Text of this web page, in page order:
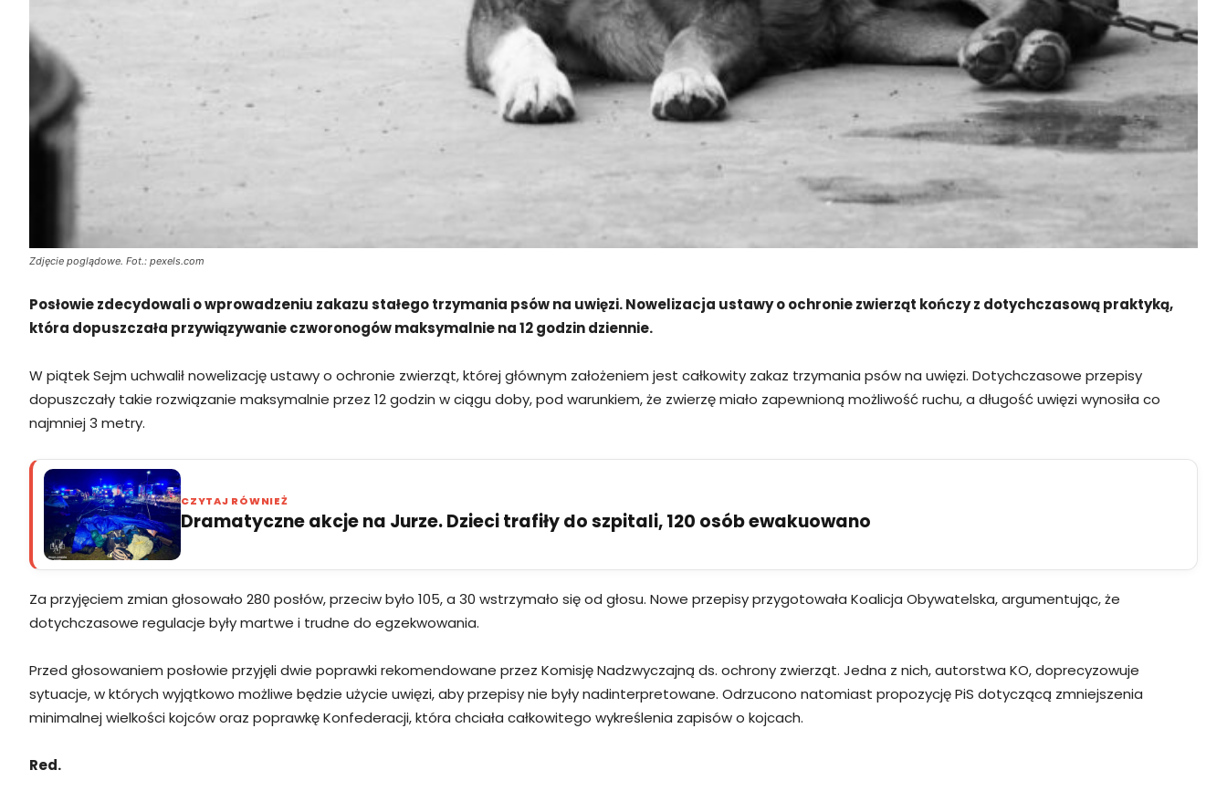
Zdjęcie poglądowe. Fot.: pexels.com
Posłowie zdecydowali o wprowadzeniu zakazu stałego trzymania psów na uwięzi. Nowelizacja ustawy o ochronie zwierząt kończy z dotychczasową praktyką,
która dopuszczała przywiązywanie czworonogów maksymalnie na 12 godzin dziennie.
W piątek Sejm uchwalił nowelizację ustawy o ochronie zwierząt, której głównym założeniem jest całkowity zakaz trzymania psów na uwięzi. Dotychczasowe przepisy
dopuszczały takie rozwiązanie maksymalnie przez 12 godzin w ciągu doby, pod warunkiem, że zwierzę miało zapewnioną możliwość ruchu, a długość uwięzi wynosiła co
najmniej 3 metry.
CZYTAJ RÓWNIEŻ
Dramatyczne akcje na Jurze. Dzieci trafiły do szpitali, 120 osób ewakuowano
Za przyjęciem zmian głosowało 280 posłów, przeciw było 105, a 30 wstrzymało się od głosu. Nowe przepisy przygotowała Koalicja Obywatelska, argumentując, że
dotychczasowe regulacje były martwe i trudne do egzekwowania.
Przed głosowaniem posłowie przyjęli dwie poprawki rekomendowane przez Komisję Nadzwyczajną ds. ochrony zwierząt. Jedna z nich, autorstwa KO, doprecyzowuje
sytuacje, w których wyjątkowo możliwe będzie użycie uwięzi, aby przepisy nie były nadinterpretowane. Odrzucono natomiast propozycję PiS dotyczącą zmniejszenia
minimalnej wielkości kojców oraz poprawkę Konfederacji, która chciała całkowitego wykreślenia zapisów o kojcach.
Red.